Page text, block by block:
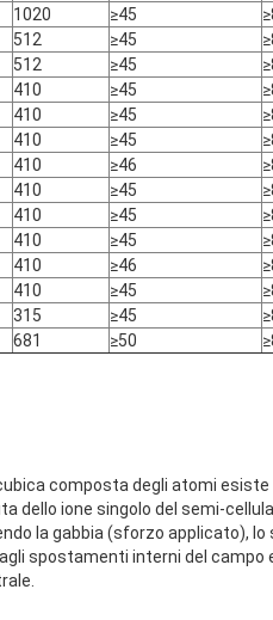
1020 ≥45
512 ≥45
512 ≥45
410 ≥45
410 ≥45
410 ≥45
410 ≥46
410 ≥45
410 ≥45
410 ≥45
410 ≥46
410 ≥45
315 ≥45
681 ≥50
composta degli atomi
dello ione singolo del semi-
la gabbia (sforzo applicato),
spostamenti interni del